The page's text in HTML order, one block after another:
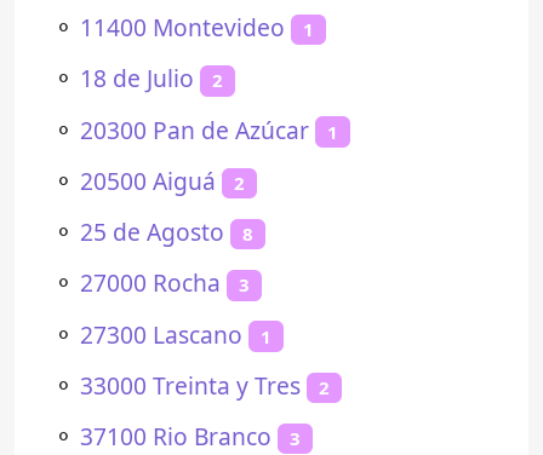
⚬ 11400 Montevideo 1
⚬ 18 de Julio 2
⚬ 20300 Pan de Azúcar 1
⚬ 20500 Aiguá 2
⚬ 25 de Agosto 8
⚬ 27000 Rocha 3
⚬ 27300 Lascano 1
⚬ 33000 Treinta y Tres 2
⚬ 37100 Rio Branco 3